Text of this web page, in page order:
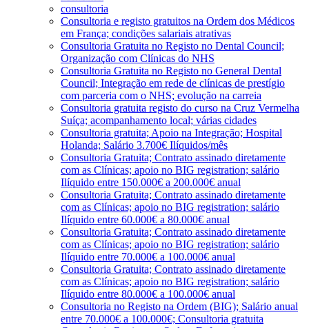
consultoria
Consultoria e registo gratuitos na Ordem dos Médicos
em França; condições salariais atrativas
Consultoria Gratuita no Registo no Dental Council;
Organização com Clínicas do NHS
Consultoria Gratuita no Registo no General Dental
Council; Integração em rede de clínicas de prestígio
com parceria com o NHS; evolução na carreia
Consultoria gratuita registo do curso na Cruz Vermelha
Suíça; acompanhamento local; várias cidades
Consultoria gratuita; Apoio na Integração; Hospital
Holanda; Salário 3.700€ Ilíquidos/mês
Consultoria Gratuita; Contrato assinado diretamente
com as Clínicas; apoio no BIG registration; salário
Ilíquido entre 150.000€ a 200.000€ anual
Consultoria Gratuita; Contrato assinado diretamente
com as Clínicas; apoio no BIG registration; salário
Ilíquido entre 60.000€ a 80.000€ anual
Consultoria Gratuita; Contrato assinado diretamente
com as Clínicas; apoio no BIG registration; salário
Ilíquido entre 70.000€ a 100.000€ anual
Consultoria Gratuita; Contrato assinado diretamente
com as Clínicas; apoio no BIG registration; salário
Ilíquido entre 80.000€ a 100.000€ anual
Consultoria no Registo na Ordem (BIG); Salário anual
entre 70.000€ a 100.000€; Consultoria gratuita